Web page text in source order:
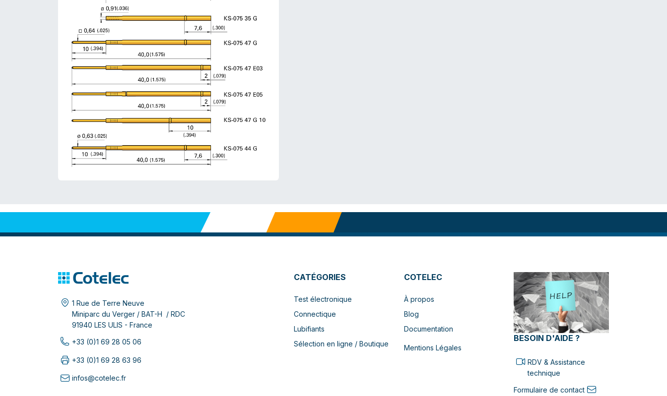
1 Rue de Terre Neuve
Miniparc du Verger / BAT-H / RDC
91940 LES ULIS - France
+33 (0)1 69 28 05 06
+33 (0)1 69 28 63 96
infos@cotelec.fr
CATÉGORIES
Test électronique
Connectique
Lubifiants
Sélection en ligne / Boutique
COTELEC
À propos
Blog
Documentation
Mentions Légales
BESOIN D'AIDE ?
RDV & Assistance
technique
Formulaire de contact